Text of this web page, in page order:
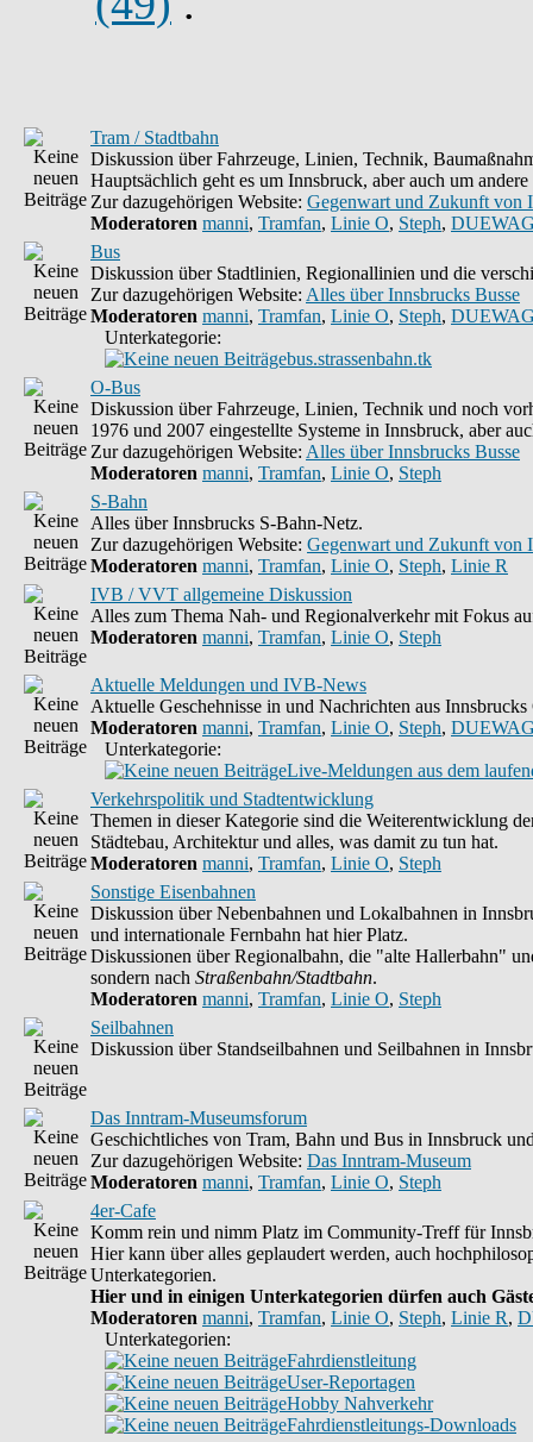
Tram / Stadtbahn
Diskussion über Fahrzeuge, Linien, Technik,
Hauptsächlich geht es um Innsbruck, aber auch um andere
Zur dazugehörigen Website: Gegenwart und Zukunft von
Moderatoren manni, Tramfan, Linie O, Steph,
Bus
Diskussion über Stadtlinien, Regionallinien und die
Zur dazugehörigen Website: Alles über Innsbrucks Busse
Moderatoren manni, Tramfan, Linie O, Steph,
Unterkategorie:
bus.strassenbahn.tk
O-Bus
Diskussion über Fahrzeuge, Linien, Technik und noch
1976 und 2007 eingestellte Systeme in Innsbruck, aber
Zur dazugehörigen Website: Alles über Innsbrucks Busse
Moderatoren manni, Tramfan, Linie O, Steph
S-Bahn
Alles über Innsbrucks S-Bahn-Netz.
Zur dazugehörigen Website: Gegenwart und Zukunft von
Moderatoren manni, Tramfan, Linie O, Steph, Linie R
IVB / VVT allgemeine Diskussion
Alles zum Thema Nah- und Regionalverkehr mit Fokus
Moderatoren manni, Tramfan, Linie O, Steph
Aktuelle Meldungen und IVB-News
Aktuelle Geschehnisse in und Nachrichten aus
Moderatoren manni, Tramfan, Linie O, Steph,
Unterkategorie:
Live-Meldungen aus dem
Verkehrspolitik und Stadtentwicklung
Themen in dieser Kategorie sind die Weiterentwicklung
Städtebau, Architektur und alles, was damit zu tun hat.
Moderatoren manni, Tramfan, Linie O, Steph
Sonstige Eisenbahnen
Diskussion über Nebenbahnen und Lokalbahnen in
und internationale Fernbahn hat hier Platz.
Diskussionen über Regionalbahn, die "alte Hallerbahn"
sondern nach Straßenbahn/Stadtbahn.
Moderatoren manni, Tramfan, Linie O, Steph
Seilbahnen
Diskussion über Standseilbahnen und Seilbahnen in
Das Inntram-Museumsforum
Geschichtliches von Tram, Bahn und Bus in Innsbruck
Zur dazugehörigen Website: Das Inntram-Museum
Moderatoren manni, Tramfan, Linie O, Steph
4er-Cafe
Komm rein und nimm Platz im Community-Treff für
Hier kann über alles geplaudert werden, auch
Unterkategorien.
Hier und in einigen Unterkategorien dürfen auch
Moderatoren manni, Tramfan, Linie O, Steph, Linie R,
Unterkategorien:
Fahrdienstleitung
User-Reportagen
Hobby Nahverkehr
Fahrdienstleitungs-Downloads